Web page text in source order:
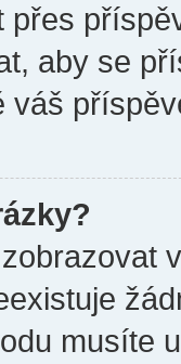
přes
aby se
váš
musíte